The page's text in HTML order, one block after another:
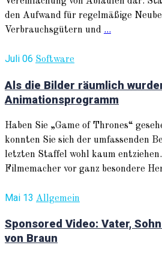
den Aufwand für regelmäßige
Verbrauchsgütern und ...
Juli 06 Software
Als die Bilder räumlich
Animationsprogramm
Haben Sie „Game of Thrones“
konnten Sie sich der umfassenden
letzten Staffel wohl kaum
Filmemacher vor ganz besondere
Mai 13 Allgemein
Sponsored Video: Vater,
von Braun